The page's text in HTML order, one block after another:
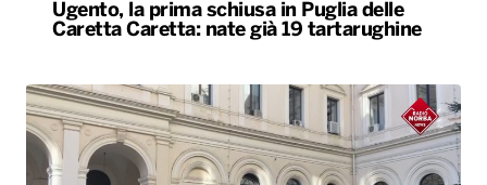
Ugento, la prima schiusa in Puglia delle
Caretta Caretta: nate già 19 tartarughine